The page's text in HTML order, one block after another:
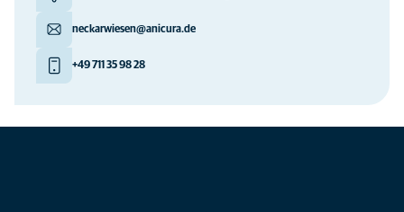
neckarwiesen@anicura.de
+49 711 35 98 28